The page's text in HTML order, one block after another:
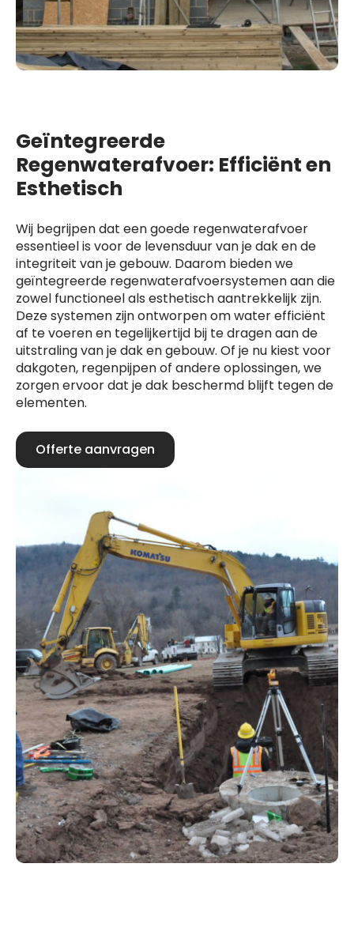
Geïntegreerde
Regenwaterafvoer: Efficiënt en
Esthetisch
Wij begrijpen dat een goede regenwaterafvoer
essentieel is voor de levensduur van je dak en de
integriteit van je gebouw. Daarom bieden we
geïntegreerde regenwaterafvoersystemen aan die
zowel functioneel als esthetisch aantrekkelijk zijn.
Deze systemen zijn ontworpen om water efficiënt
af te voeren en tegelijkertijd bij te dragen aan de
uitstraling van je dak en gebouw. Of je nu kiest voor
dakgoten, regenpijpen of andere oplossingen, we
zorgen ervoor dat je dak beschermd blijft tegen de
elementen.
Offerte aanvragen